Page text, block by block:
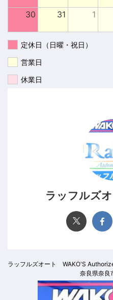
30 31 1
定休日（日曜・祝日）
営業日
休業日
ラッフルズ
ラッフルズオート WAKO'S
奈良県奈良